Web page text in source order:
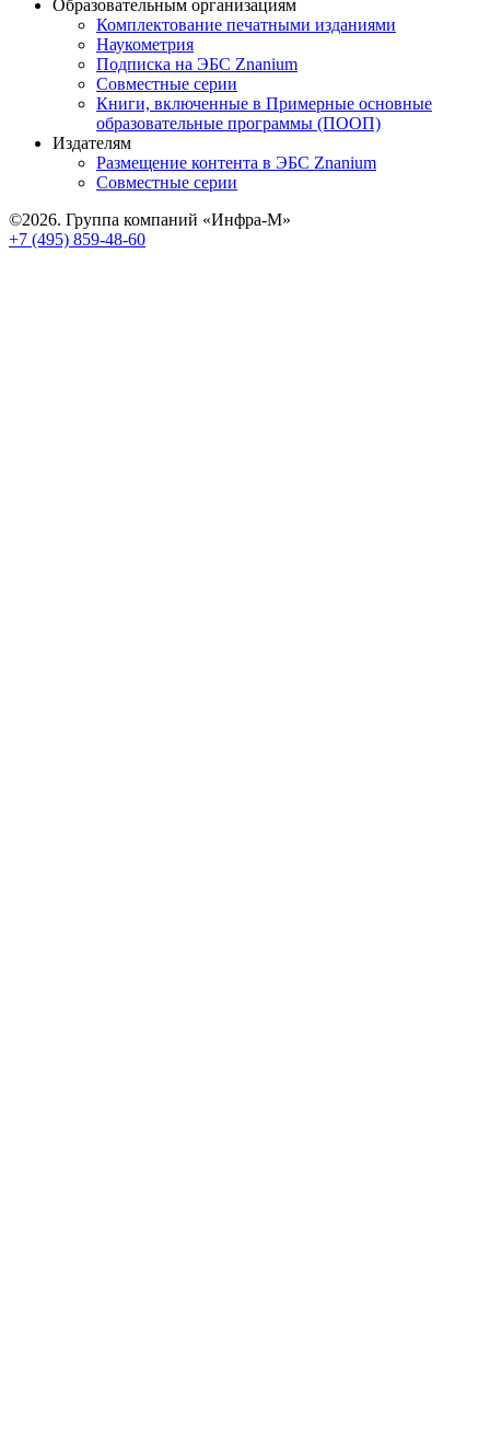
Образовательным организациям
Комплектование печатными изданиями
Наукометрия
Подписка на ЭБС Znanium
Совместные серии
Книги, включенные в Примерные основные
образовательные программы (ПООП)
Издателям
Размещение контента в ЭБС Znanium
Совместные серии
©2026. Группа компаний «Инфра-М»
+7 (495) 859-48-60